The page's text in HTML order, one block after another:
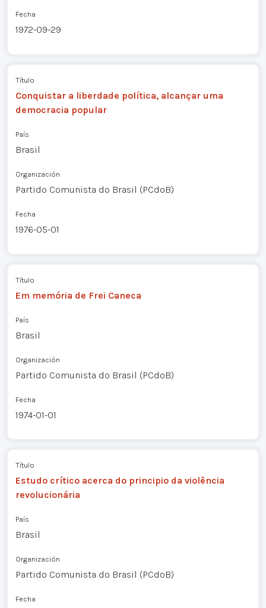
Fecha
1972-09-29
Título
Conquistar a liberdade política, alcançar uma
democracia popular
País
Brasil
Organización
Partido Comunista do Brasil (PCdoB)
Fecha
1976-05-01
Título
Em memória de Frei Caneca
País
Brasil
Organización
Partido Comunista do Brasil (PCdoB)
Fecha
1974-01-01
Título
Estudo crítico acerca do principio da violência
revolucionária
País
Brasil
Organización
Partido Comunista do Brasil (PCdoB)
Fecha